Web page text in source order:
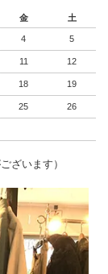
金 土
4 5
11 12
18 19
25 26
ざいます）